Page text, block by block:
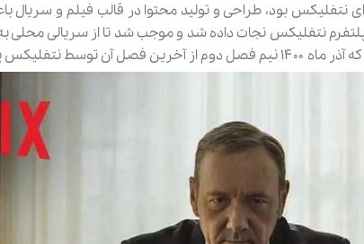
فصل جدیدی برای نتفلیکس بود، طراحی و تولید محتوا در قالب فیلم و
نتفلیکس نجات داده شد و موجب شد تا از سریالی محلی